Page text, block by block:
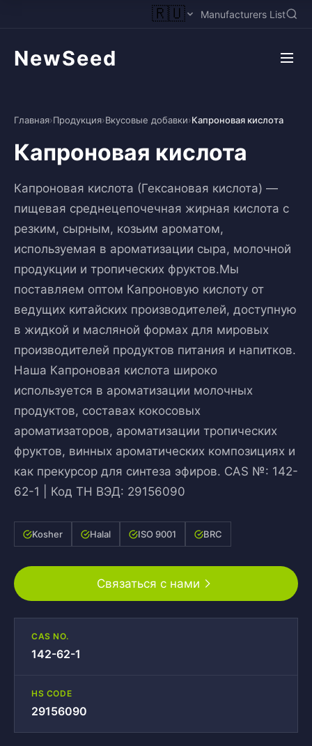
🇷🇺 Manufacturers List
NewSeed
Главная›Продукция›Вкусовые добавки›Капроновая кислота
Капроновая кислота
Капроновая кислота (Гексановая кислота) —
пищевая среднецепочечная жирная кислота с
резким, сырным, козьим ароматом,
используемая в ароматизации сыра, молочной
продукции и тропических фруктов.Мы
поставляем оптом Капроновую кислоту от
ведущих китайских производителей, доступную
в жидкой и масляной формах для мировых
производителей продуктов питания и напитков.
Наша Капроновая кислота широко
используется в ароматизации молочных
продуктов, составах кокосовых
ароматизаторов, ароматизации тропических
фруктов, винных ароматических композициях и
как прекурсор для синтеза эфиров. CAS №: 142-
62-1 | Код ТН ВЭД: 29156090
Kosher Halal ISO 9001 BRC
Связаться с нами
CAS NO.
142-62-1
HS CODE
29156090